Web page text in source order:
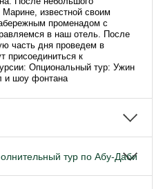
известной своим
променадом с
в наш отель. После
часть дня проведем в
присоединиться к
Опциональный тур: Ужин
и шоу фонтана
тур по Абу-Даби